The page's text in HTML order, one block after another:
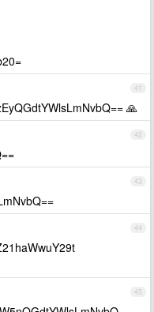
41
🙏
42
43
44
45